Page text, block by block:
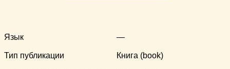
Язык —
Тип публикации Книга (book)